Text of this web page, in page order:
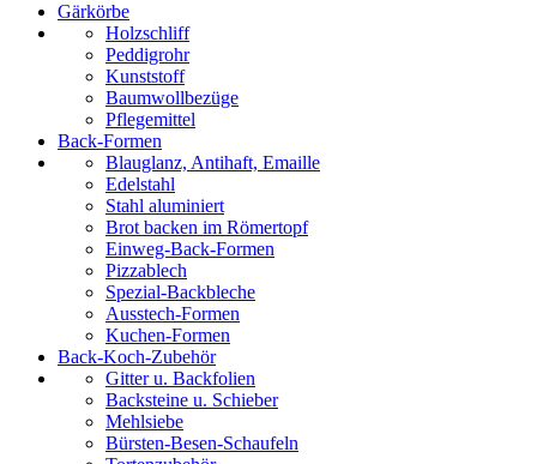
Gärkörbe
Holzschliff
Peddigrohr
Kunststoff
Baumwollbezüge
Pflegemittel
Back-Formen
Blauglanz, Antihaft, Emaille
Edelstahl
Stahl aluminiert
Brot backen im Römertopf
Einweg-Back-Formen
Pizzablech
Spezial-Backbleche
Ausstech-Formen
Kuchen-Formen
Back-Koch-Zubehör
Gitter u. Backfolien
Backsteine u. Schieber
Mehlsiebe
Bürsten-Besen-Schaufeln